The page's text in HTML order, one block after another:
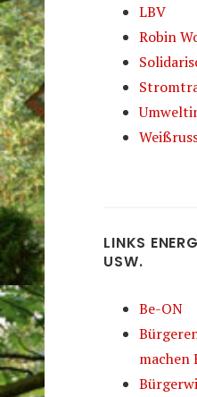
LBV
Robin
LINKS
USW.
Be-ON
machen